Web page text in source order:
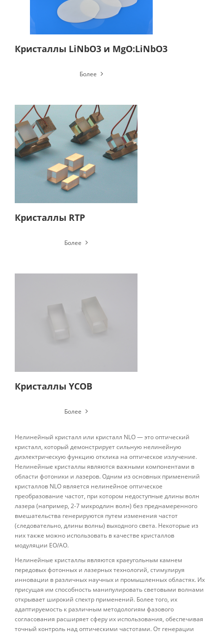
Кристаллы LiNbO3 и MgO:LiNbO3
Более
Кристаллы RTP
Более
Кристаллы YCOB
Более
Нелинейный кристалл или кристалл NLO — это оптический
кристалл, который демонстрирует сильную нелинейную
диэлектрическую функцию отклика на оптическое излучение.
Нелинейные кристаллы являются важными компонентами в
области фотоники и лазеров. Одним из основных применений
кристаллов NLO является нелинейное оптическое
преобразование частот, при котором недоступные длины волн
лазера (например, 2-7 микродлин волн) без преднамеренного
вмешательства генерируются путем изменения частот
(следовательно, длины волны) выходного света. Некоторые из
них также можно использовать в качестве кристаллов
модуляции EO/AO.
Нелинейные кристаллы являются краеугольным камнем
передовых фотонных и лазерных технологий, стимулируя
инновации в различных научных и промышленных областях. Их
присущая им способность манипулировать световыми волнами
открывает широкий спектр применений. Более того, их
адаптируемость к различным методологиям фазового
согласования расширяет сферу их использования, обеспечивая
точный контроль над оптическими частотами. От генерации